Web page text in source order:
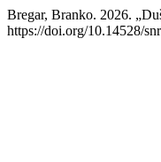
Bregar, Branko. 2026.
https://doi.org/10.14528/